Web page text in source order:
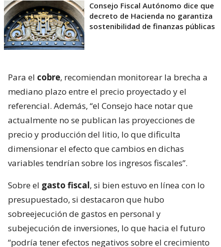
Consejo Fiscal Autónomo dice que
decreto de Hacienda no garantiza
sostenibilidad de finanzas públicas
Para el cobre, recomiendan monitorear la brecha a
mediano plazo entre el precio proyectado y el
referencial. Además, “el Consejo hace notar que
actualmente no se publican las proyecciones de
precio y producción del litio, lo que dificulta
dimensionar el efecto que cambios en dichas
variables tendrían sobre los ingresos fiscales”.
Sobre el gasto fiscal, si bien estuvo en línea con lo
presupuestado, si destacaron que hubo
sobreejecución de gastos en personal y
subejecución de inversiones, lo que hacia el futuro
“podría tener efectos negativos sobre el crecimiento